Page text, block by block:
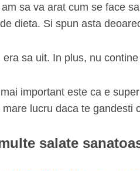
sa va arat cum se face
dieta. Si spun asta
era sa uit. In plus, nu
important este ca e
mare lucru daca te gandesti
salate
S
r